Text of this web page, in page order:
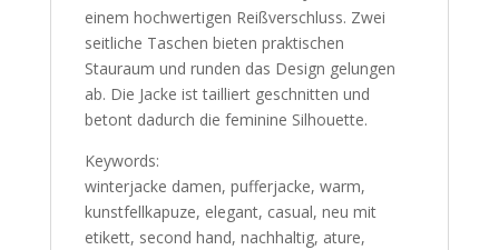
einem hochwertigen Reißverschluss. Zwei
seitliche Taschen bieten praktischen
Stauraum und runden das Design gelungen
ab. Die Jacke ist tailliert geschnitten und
betont dadurch die feminine Silhouette.
Keywords:
winterjacke damen, pufferjacke, warm,
kunstfellkapuze, elegant, casual, neu mit
etikett, second hand, nachhaltig, ature,